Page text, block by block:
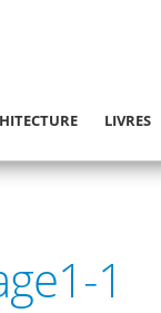
LIVRES
1